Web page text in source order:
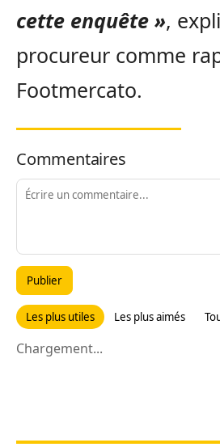
cette enquête »,
procureur comme
Footmercato.
Commentaires
Publier
Les plus utiles Les plus aimés
Chargement...